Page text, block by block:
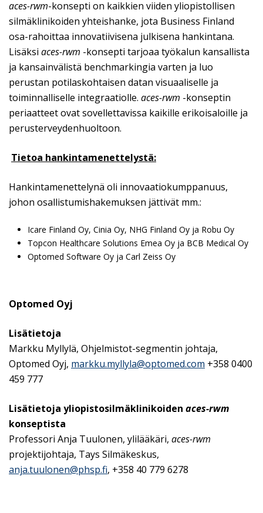
aces-rwm-konsepti on kaikkien viiden yliopistollisen
silmäklinikoiden yhteishanke, jota Business Finland
osa-rahoittaa innovatiivisena julkisena hankintana.
Lisäksi aces-rwm -konsepti tarjoaa työkalun kansallista
ja kansainvälistä benchmarkingia varten ja luo
perustan potilaskohtaisen datan visuaaliselle ja
toiminnalliselle integraatiolle. aces-rwm -konseptin
periaatteet ovat sovellettavissa kaikille erikoisaloille ja
perusterveydenhuoltoon.
Tietoa hankintamenettelystä:
Hankintamenettelynä oli innovaatiokumppanuus,
johon osallistumishakemuksen jättivät mm.:
Icare Finland Oy, Cinia Oy, NHG Finland Oy ja Robu Oy
Topcon Healthcare Solutions Emea Oy ja BCB Medical Oy
Optomed Software Oy ja Carl Zeiss Oy
Optomed Oyj
Lisätietoja
Markku Myllylä, Ohjelmistot-segmentin johtaja,
Optomed Oyj, markku.myllyla@optomed.com +358 0400
459 777
Lisätietoja yliopistosilmäklinikoiden aces-rwm
konseptista
Professori Anja Tuulonen, ylilääkäri, aces-rwm
projektijohtaja, Tays Silmäkeskus,
anja.tuulonen@phsp.fi, +358 40 779 6278